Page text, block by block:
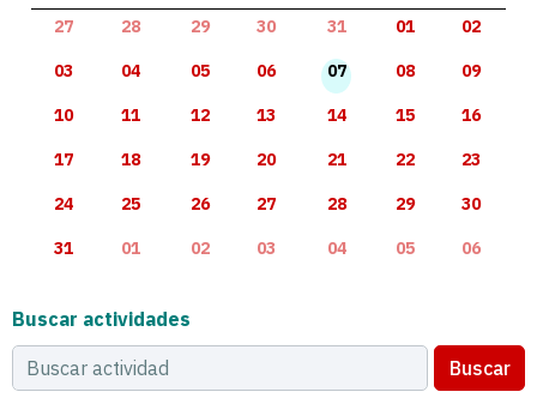
27 28 29 30 31 01 02
03 04 05 06 07 08 09
10 11 12 13 14 15 16
17 18 19 20 21 22 23
24 25 26 27 28 29 30
31 01 02 03 04 05 06
Buscar actividades
Buscar